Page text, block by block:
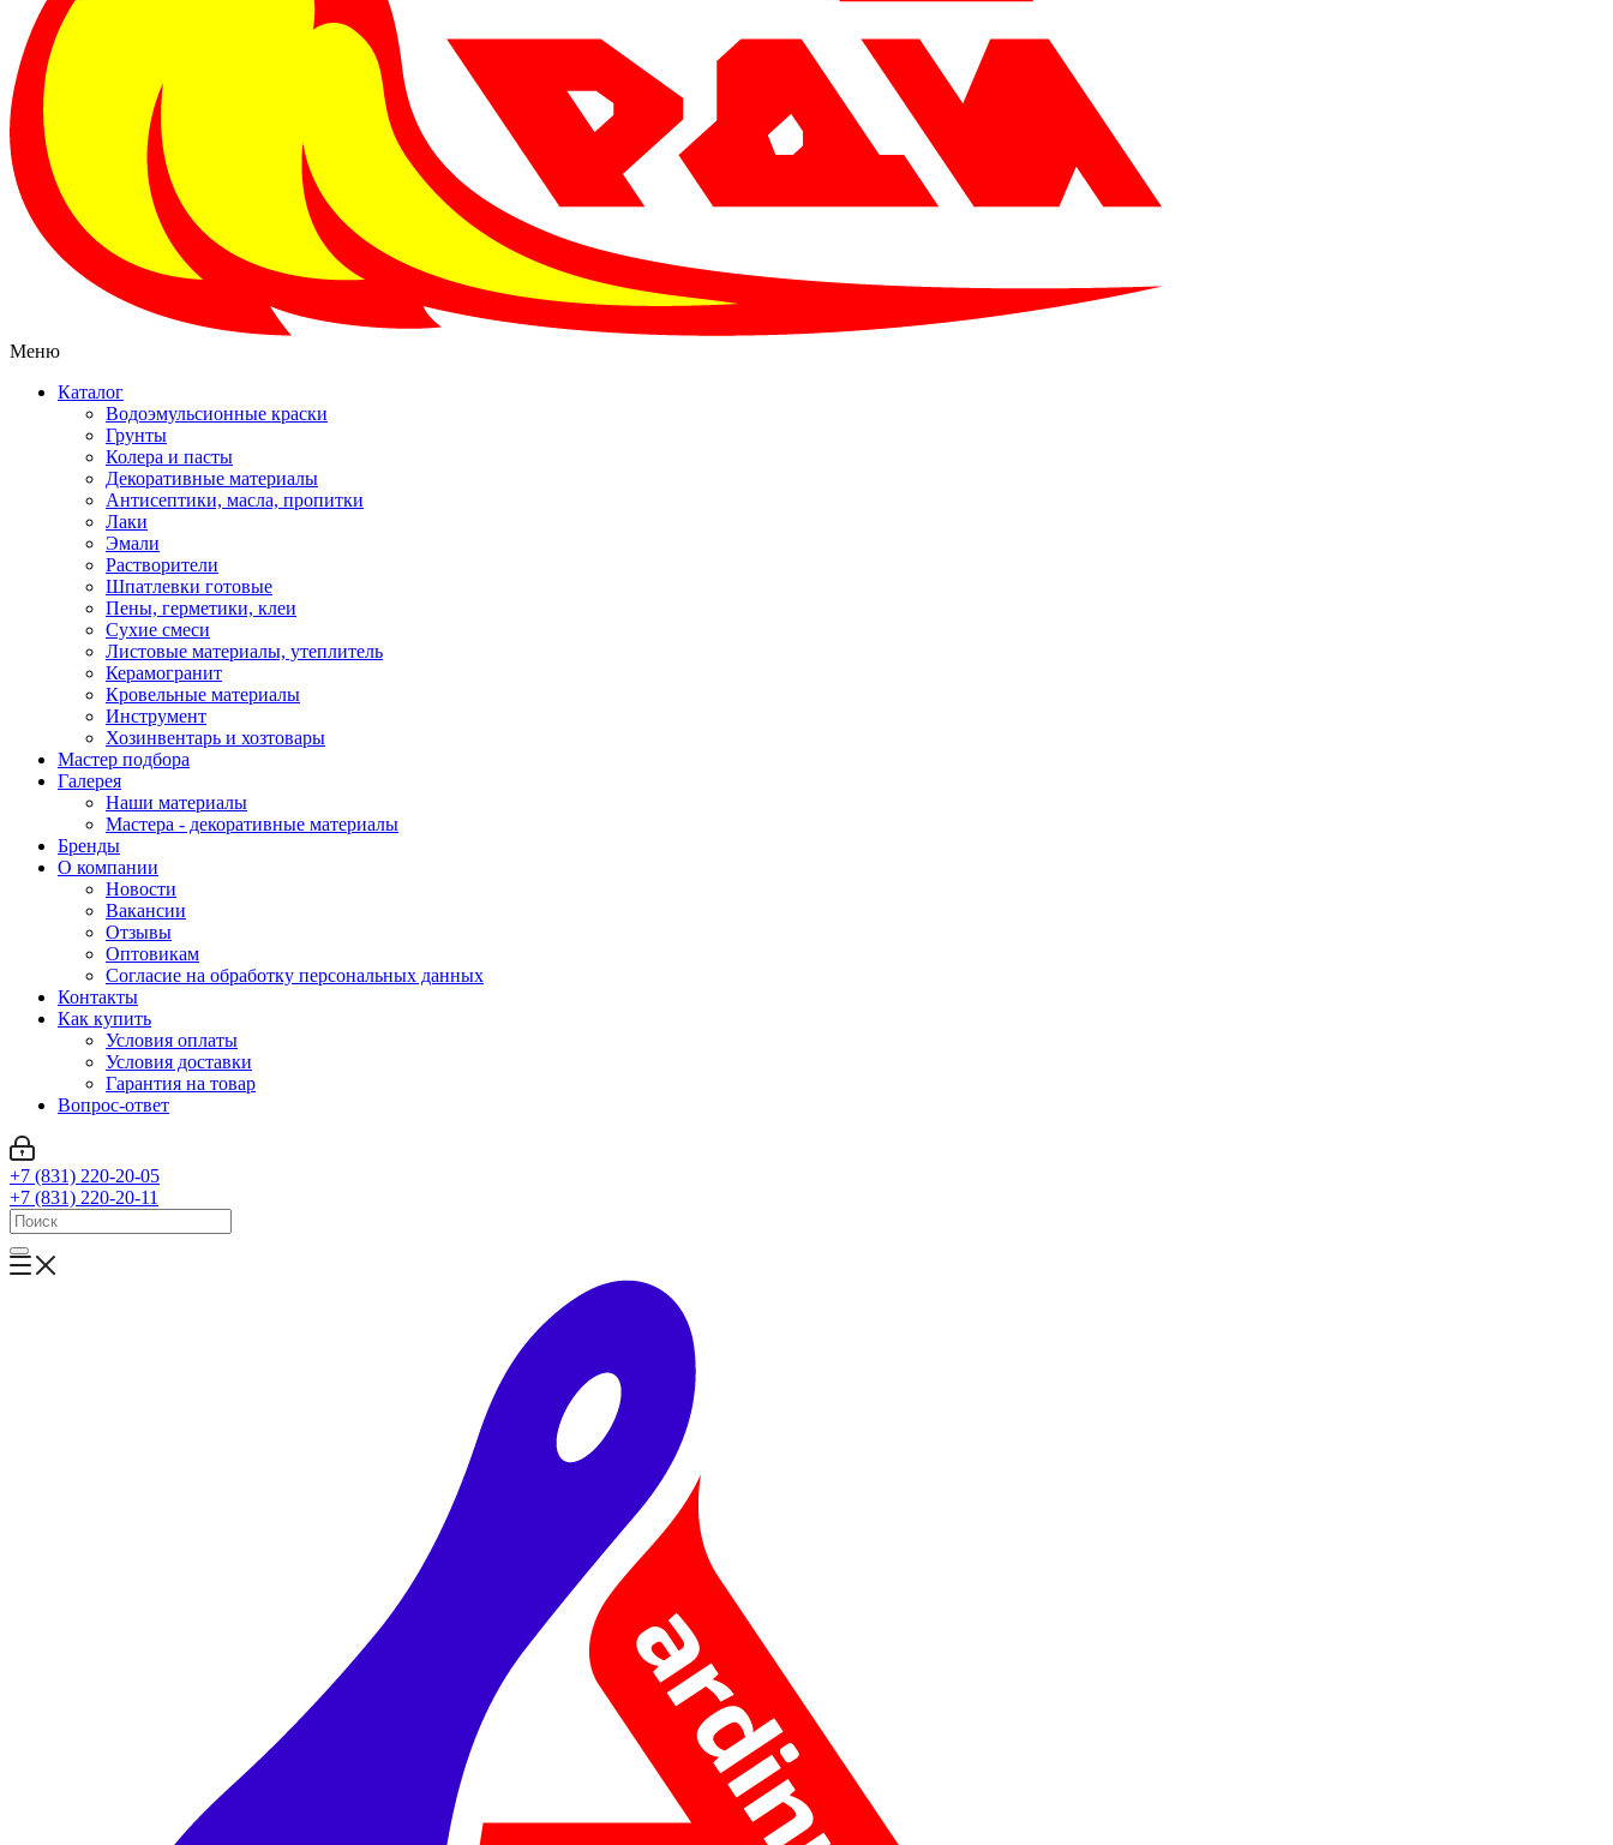
Меню
Каталог
Водоэмульсионные краски
Грунты
Колера и пасты
Декоративные материалы
Антисептики, масла, пропитки
Лаки
Эмали
Растворители
Шпатлевки готовые
Пены, герметики, клеи
Сухие смеси
Листовые материалы, утеплитель
Керамогранит
Кровельные материалы
Инструмент
Хозинвентарь и хозтовары
Мастер подбора
Галерея
Наши материалы
Мастера - декоративные материалы
Бренды
О компании
Новости
Вакансии
Отзывы
Оптовикам
Cогласие на обработку персональных данных
Контакты
Как купить
Условия оплаты
Условия доставки
Гарантия на товар
Вопрос-ответ
+7 (831) 220-20-05
+7 (831) 220-20-11